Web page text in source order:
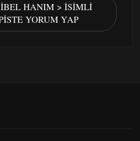
HANIM > İSIMLI
YORUM YAP